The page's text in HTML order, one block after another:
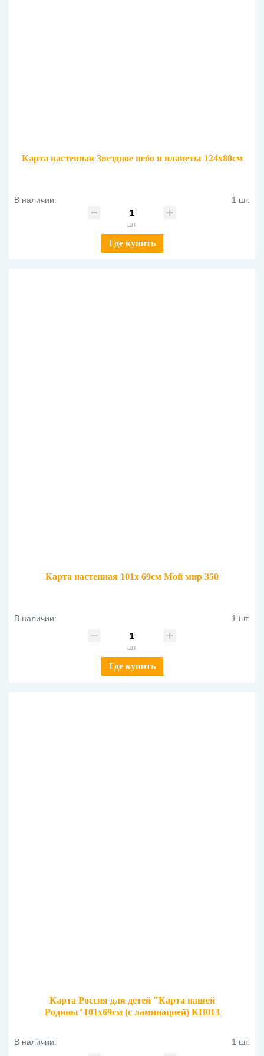
Карта настенная Звездное небо и планеты 124х80см
В наличии: 1 шт.
шт
Где купить
Карта настенная 101х 69см Мой мир 350
В наличии: 1 шт.
шт
Где купить
Карта Россия для детей "Карта нашей
Родины"101х69см (с ламинацией) КН013
В наличии: 1 шт.